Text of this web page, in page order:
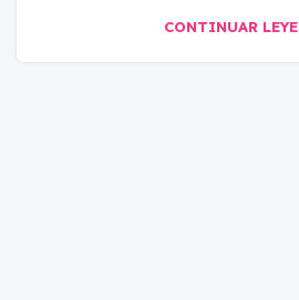
CONTINUAR